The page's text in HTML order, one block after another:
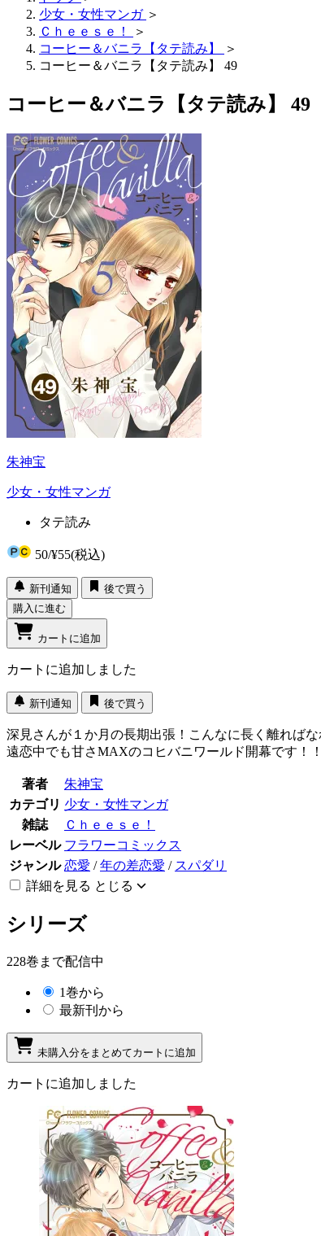
少女・女性マンガ ＞
Ｃｈｅｅｓｅ！
＞
コーヒー＆バニラ【タテ読み】
＞
コーヒー＆バニラ【タテ読み】 49
コーヒー＆バニラ【タテ読み】 49
朱神宝
少女・女性マンガ
タテ読み
50/¥55(税込)
新刊通知
後で買う
購入に進む
カートに追加
カートに追加しました
新刊通知 後で買う
深見さんが１か月の長期出張！こんなに長く離れば
遠恋中でも甘さMAXのコヒバニワールド開幕です！！
著者
朱神宝
カテゴリ 少女・女性マンガ
雑誌
Ｃｈｅｅｓｅ！
レーベル フラワーコミックス
ジャンル 恋愛 /年の差恋愛 / スパダリ
詳細を見る とじる
シリーズ
228巻まで配信中
1巻から
最新刊から
未購入分をまとめてカートに追加
カートに追加しました